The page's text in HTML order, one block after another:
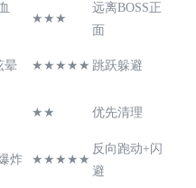
★★★
远离BOSS正
面
晕 ★★★★★ 跳跃躲避
★★ 优先清理
炸 ★★★★★
反向跑动+闪
避